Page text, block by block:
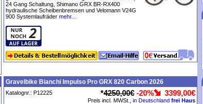
24 Gang Schaltung, Shimano GRX BR-RX400
hydraulische Scheibenbremsen und Velomann V24G
900 Systemlaufräder mehr...
Gravelbike Bianchi Impulso Pro GRX 820 Carbon 2026
Katalognr.: P12225 *4250,00€ -20% 3399,00€
Preis incl. MWSt., in Deutschland frei Haus